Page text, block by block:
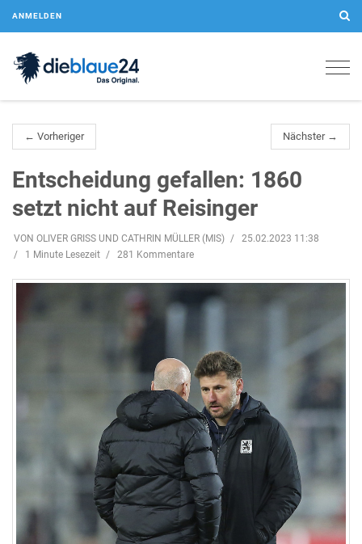
ANMELDEN
← Vorheriger Nächster →
Entscheidung gefallen: 1860
setzt nicht auf Reisinger
VON OLIVER GRISS UND CATHRIN MÜLLER (MIS)
25.02.2023 11:38
1 Minute Lesezeit
281 Kommentare